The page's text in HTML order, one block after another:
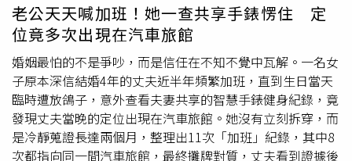
貸款。」原PO坦言，當下完全愣住，只能尷尬回應需要先
與丈夫討論。更令她難以接受的是，回家後丈夫也勸她伸出
援手，認為「大家都是一家人，就幫忙一下，反正妳還有
賺」。丈夫的反應讓她相當心寒，她認為自己的投資獲利，
是長期投入時間研究市場、承擔風險換來的成果，包紅包只
是出於孝心，卻被視為有能力承擔公婆債務，甚至覺得自己
賺的錢成了填補家庭財務缺口的工具。經過深思熟慮，原
PO最終仍決定拒絕協助償還公公貸款，並向丈夫表明，自
己沒有義務負擔公婆的房貸與信貸。然而，自從她拒絕後，
老公天天喊加班！她一查共享手錶愣住 定
位竟多次出現在汽車旅館
婚姻最怕的不是爭吵，而是信任在不知不覺中瓦解。一名女
子原本深信結婚4年的丈夫近半年頻繁加班，直到生日當天
臨時遭放鴿子，意外查看夫妻共享的智慧手錶健身紀錄，竟
發現丈夫當晚的定位出現在汽車旅館。她沒有立刻拆穿，而
是冷靜蒐證長達兩個月，整理出11次「加班」紀錄，其中8
次都指向同一間汽車旅館，最終攤牌對質，丈夫看到證據後